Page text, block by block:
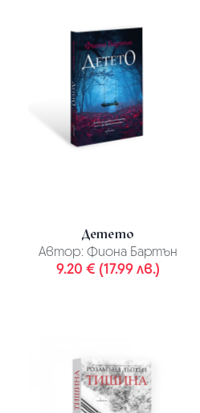
Детето
Автор: Фиона Бартън
9.20 € (17.99 лв.)